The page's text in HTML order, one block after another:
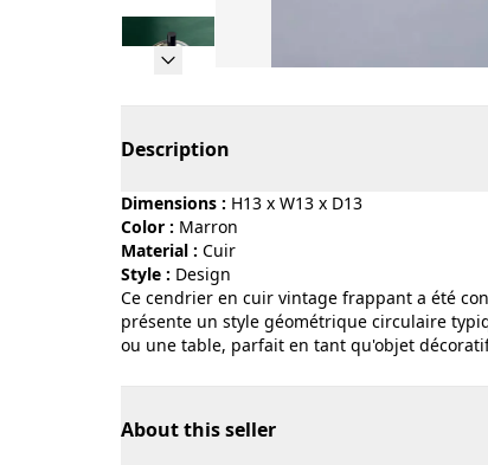
Description
Dimensions : H13 x W13 x D13
Color :
marron
Material :
cuir
Style :
design
Ce cendrier en cuir vintage frappant a été
présente un style géométrique circulaire
ou une table, parfait en tant qu'objet
About this seller